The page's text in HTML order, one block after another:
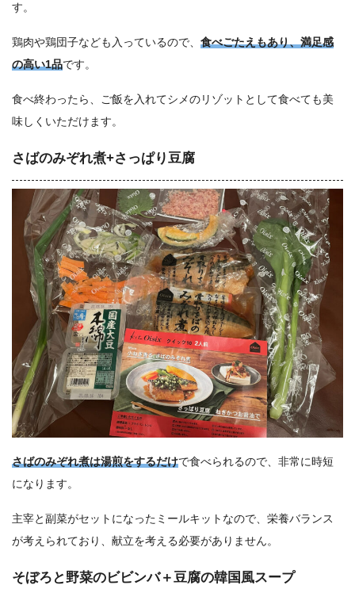
す。
鶏肉や鶏団子なども入っているので、 食べごたえもあり、満足感
の高い1品です。
食べ終わったら、ご飯を入れてシメのリゾットとして食べても美
味しくいただけます。
さばのみぞれ煮+さっぱり豆腐
さばのみぞれ煮は湯煎をするだけで食べられるので、非常に時短
になります。
主宰と副菜がセットになったミールキットなので、栄養バランス
が考えられており、献立を考える必要がありません。
そぼろと野菜のビビンバ＋豆腐の韓国風スープ